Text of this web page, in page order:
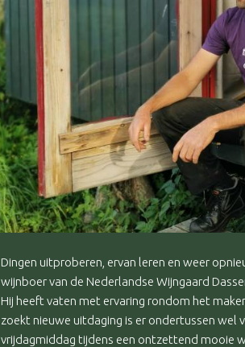
Dingen uitproberen, ervan leren en weer
wijnboer van de Nederlandse Wijngaard
Hij heeft vaten met ervaring rondom het
zoekt nieuwe uitdaging is er ondertussen wel
vrijdagmiddag tijdens een ontzettend mooie